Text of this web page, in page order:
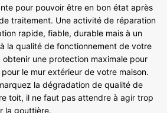
pour pouvoir être en bon état après
traitement. Une activité de réparation
rapide, fiable, durable mais à un
la qualité de fonctionnement de votre
une protection maximale pour
le mur extérieur de votre maison.
la dégradation de qualité de
toit, il ne faut pas attendre à agir trop
la gouttière.